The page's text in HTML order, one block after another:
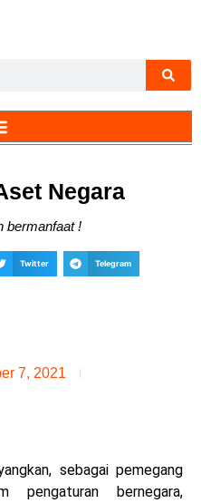
Negara
bermanfaat !
Twitter Telegram
7, 2021
sebagai pemegang
pengaturan bernegara,